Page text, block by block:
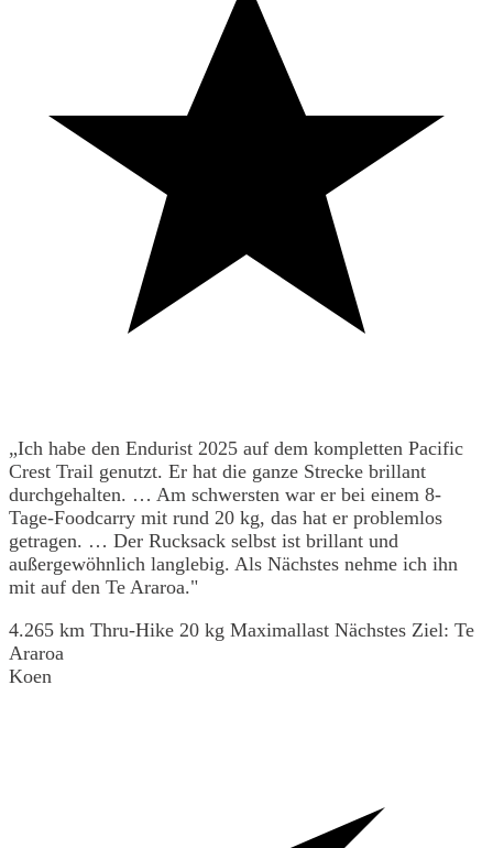
„Ich habe den Endurist 2025 auf dem kompletten Pacific
Crest Trail genutzt. Er hat die ganze Strecke brillant
durchgehalten. … Am schwersten war er bei einem 8-
Tage-Foodcarry mit rund 20 kg, das hat er problemlos
getragen. … Der Rucksack selbst ist brillant und
außergewöhnlich langlebig. Als Nächstes nehme ich ihn
mit auf den Te Araroa."
4.265 km Thru-Hike 20 kg Maximallast Nächstes Ziel: Te
Araroa
Koen